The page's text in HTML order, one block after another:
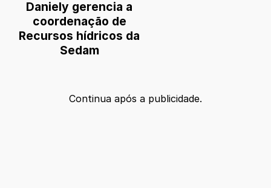
Daniely gerencia a
coordenação de
Recursos hídricos da
Sedam
Continua após a publicidade.